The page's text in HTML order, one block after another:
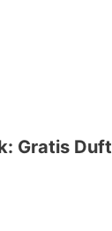
Gratis Duft